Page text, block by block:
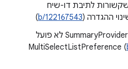
לתיבת דו-שיח
ההגדרה (b/122167543
)
תוקנה הבעיה שבה SummaryProvider לא פועל